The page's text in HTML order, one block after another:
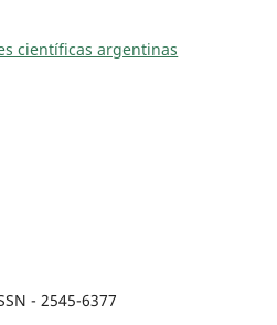
científicas argentinas
- 2545-6377